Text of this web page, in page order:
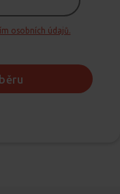
osobních údajů.